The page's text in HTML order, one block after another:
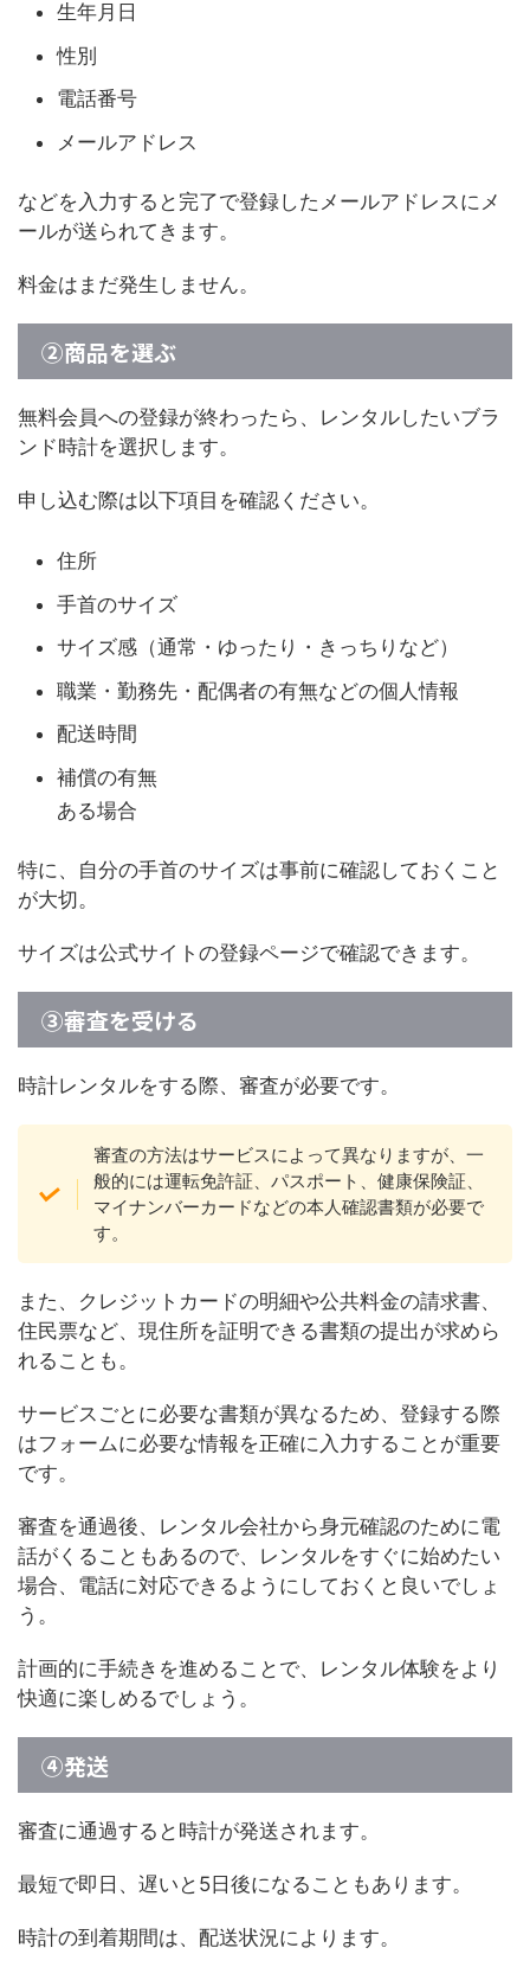
生年月日
性別
電話番号
メールアドレス
などを入力すると完了で登録したメールアドレスにメ
ールが送られてきます。
料金はまだ発生しません。
②商品を選ぶ
無料会員への登録が終わったら、レンタルしたいブラ
ンド時計を選択します。
申し込む際は以下項目を確認ください。
住所
手首のサイズ
サイズ感（通常・ゆったり・きっちりなど）
職業・勤務先・配偶者の有無などの個人情報
配送時間
補償の有無
ある場合
特に、自分の手首のサイズは事前に確認しておくこと
が大切。
サイズは公式サイトの登録ページで確認できます。
③審査を受ける
時計レンタルをする際、審査が必要です。
審査の方法はサービスによって異なりますが、一
般的には運転免許証、パスポート、健康保険証、
マイナンバーカードなどの本人確認書類が必要で
す。
また、クレジットカードの明細や公共料金の請求書、
住民票など、現住所を証明できる書類の提出が求めら
れることも。
サービスごとに必要な書類が異なるため、登録する際
はフォームに必要な情報を正確に入力することが重要
です。
審査を通過後、レンタル会社から身元確認のために電
話がくることもあるので、レンタルをすぐに始めたい
場合、電話に対応できるようにしておくと良いでしょ
う。
計画的に手続きを進めることで、レンタル体験をより
快適に楽しめるでしょう。
④発送
審査に通過すると時計が発送されます。
最短で即日、遅いと5日後になることもあります。
時計の到着期間は、配送状況によります。